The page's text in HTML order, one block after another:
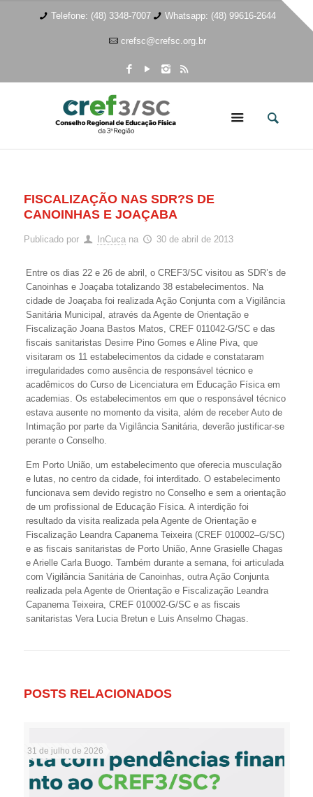
Telefone: (48) 3348-7007 Whatsapp: (48) 99616-2644
crefsc@crefsc.org.br
FISCALIZAÇÃO NAS SDR?S DE
CANOINHAS E JOAÇABA
Publicado por InCuca na 30 de abril de 2013
Entre os dias 22 e 26 de abril, o CREF3/SC visitou as SDR’s de
Canoinhas e Joaçaba totalizando 38 estabelecimentos. Na
cidade de Joaçaba foi realizada Ação Conjunta com a Vigilância
Sanitária Municipal, através da Agente de Orientação e
Fiscalização Joana Bastos Matos, CREF 011042-G/SC e das
fiscais sanitaristas Desirre Pino Gomes e Aline Piva, que
visitaram os 11 estabelecimentos da cidade e constataram
irregularidades como ausência de responsável técnico e
acadêmicos do Curso de Licenciatura em Educação Física em
academias. Os estabelecimentos em que o responsável técnico
estava ausente no momento da visita, além de receber Auto de
Intimação por parte da Vigilância Sanitária, deverão justificar-se
perante o Conselho.
Em Porto União, um estabelecimento que oferecia musculação
e lutas, no centro da cidade, foi interditado. O estabelecimento
funcionava sem devido registro no Conselho e sem a orientação
de um profissional de Educação Física. A interdição foi
resultado da visita realizada pela Agente de Orientação e
Fiscalização Leandra Capanema Teixeira (CREF 010002–G/SC)
e as fiscais sanitaristas de Porto União, Anne Grasielle Chagas
e Arielle Carla Buogo. Também durante a semana, foi articulada
com Vigilância Sanitária de Canoinhas, outra Ação Conjunta
realizada pela Agente de Orientação e Fiscalização Leandra
Capanema Teixeira, CREF 010002-G/SC e as fiscais
sanitaristas Vera Lucia Bretun e Luis Anselmo Chagas.
POSTS RELACIONADOS
31 de julho de 2026